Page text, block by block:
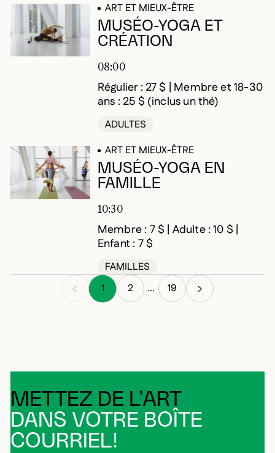
ART ET MIEUX-ÊTRE
MUSÉO-YOGA ET
CRÉATION
08:00
Régulier : 27 $ | Membre et 18-30
ans : 25 $ (inclus un thé)
ADULTES
ART ET MIEUX-ÊTRE
MUSÉO-YOGA EN
FAMILLE
10:30
Membre : 7 $ | Adulte : 10 $ |
Enfant : 7 $
FAMILLES
1
2 ... 19
METTEZ DE L’ART
DANS VOTRE BOÎTE
COURRIEL!